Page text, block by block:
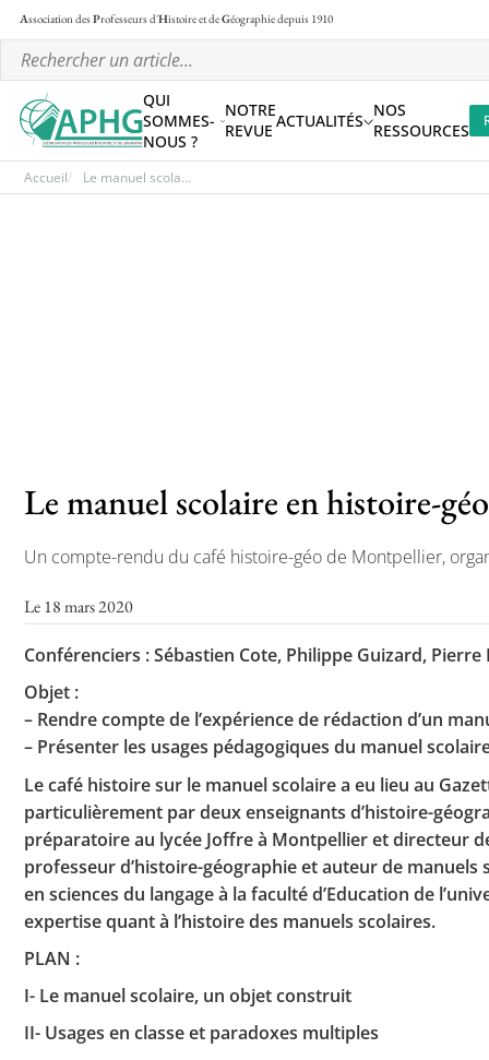
Association desProfesseurs d'Histoire et deGéographiedepuis 1910
QUI
SOMMES-
NOUS ?
NOTRE
REVUE ACTUALITÉS NOS
RESSOURCES
Accueil Le manuel scola...
Le manuel scolaire en histoire-
Un compte-rendu du café histoire-géo de Montpellier,
Le 18 mars 2020
Conférenciers : Sébastien Cote, Philippe Guizard,
Objet :
– Rendre compte de l’expérience de rédaction d’un
– Présenter les usages pédagogiques du manuel
Le café histoire sur le manuel scolaire a eu lieu au
particulièrement par deux enseignants d’histoire-
préparatoire au lycée Joffre à Montpellier et directeur
professeur d’histoire-géographie et auteur de
en sciences du langage à la faculté d’Education de
expertise quant à l’histoire des manuels scolaires.
PLAN :
I- Le manuel scolaire, un objet construit
II- Usages en classe et paradoxes multiples